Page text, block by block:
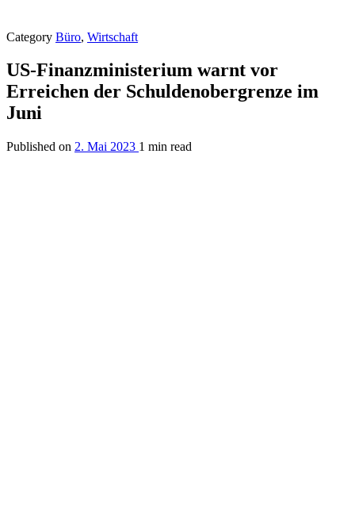
Category Büro, Wirtschaft
US-Finanzministerium warnt vor
Erreichen der Schuldenobergrenze im
Juni
Published on 2. Mai 2023 1 min read